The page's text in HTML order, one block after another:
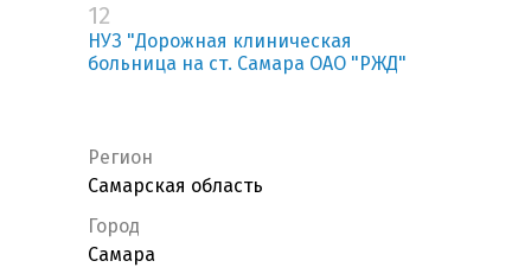
12
НУЗ "Дорожная клиническая
больница на ст. Самара ОАО "РЖД"
Регион
Самарская область
Город
Самара